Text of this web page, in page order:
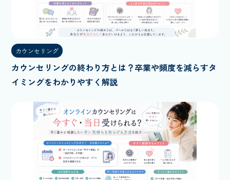
カウンセリング
カウンセリングの終わり方とは？卒業や頻度を減らすタ
イミングをわかりやすく解説